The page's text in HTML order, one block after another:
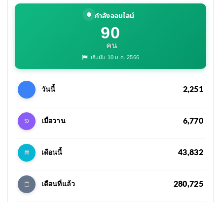
กำลังออนไลน์
90
คน
เริ่มนับ 10 ม.ค. 2566
วันนี้ 2,251
เมื่อวาน 6,770
เดือนนี้ 43,832
เดือนที่แล้ว 280,725